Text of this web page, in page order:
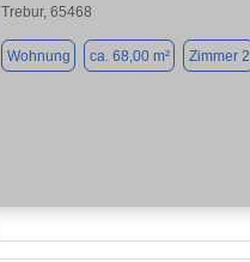
Trebur, 65468
Wohnung ca. 68,00 m² Zimmer 2